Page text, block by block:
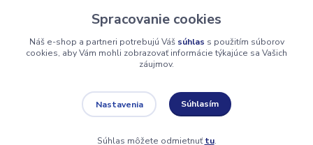
(Po-Pia, 7-17 hod.)
isopneumatiky@isopneumatiky.sk
Spracovanie cookies
Náš e-shop a partneri potrebujú Váš súhlas s použitím súborov
cookies, aby Vám mohli zobrazovať informácie týkajúce sa Vašich
záujmov.
Nastavenia Súhlasím
Súhlas môžete odmietnuťtu.